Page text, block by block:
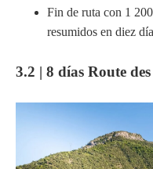
Fin de ruta con 1
resumidos en diez
3.2 | 8 días Route